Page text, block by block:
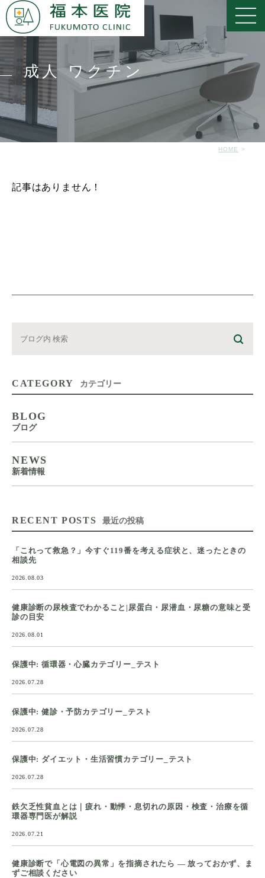
成人 ワクチン
HOME
記事はありません！
CATEGORY カテゴリー
BLOG
ブログ
NEWS
新着情報
RECENT POSTS 最近の投稿
「これって救急？」今すぐ119番を考える症状と、迷ったときの
相談先
2026.08.03
健康診断の尿検査でわかること|尿蛋白・尿潜血・尿糖の意味と受
診の目安
2026.08.01
保護中: 循環器・心臓カテゴリー_テスト
2026.07.28
保護中: 健診・予防カテゴリー_テスト
2026.07.28
保護中: ダイエット・生活習慣カテゴリー_テスト
2026.07.28
鉄欠乏性貧血とは｜疲れ・動悸・息切れの原因・検査・治療を循
環器専門医が解説
2026.07.21
健康診断で「心電図の異常」を指摘されたら ― 放っておかず、ま
ずご相談ください